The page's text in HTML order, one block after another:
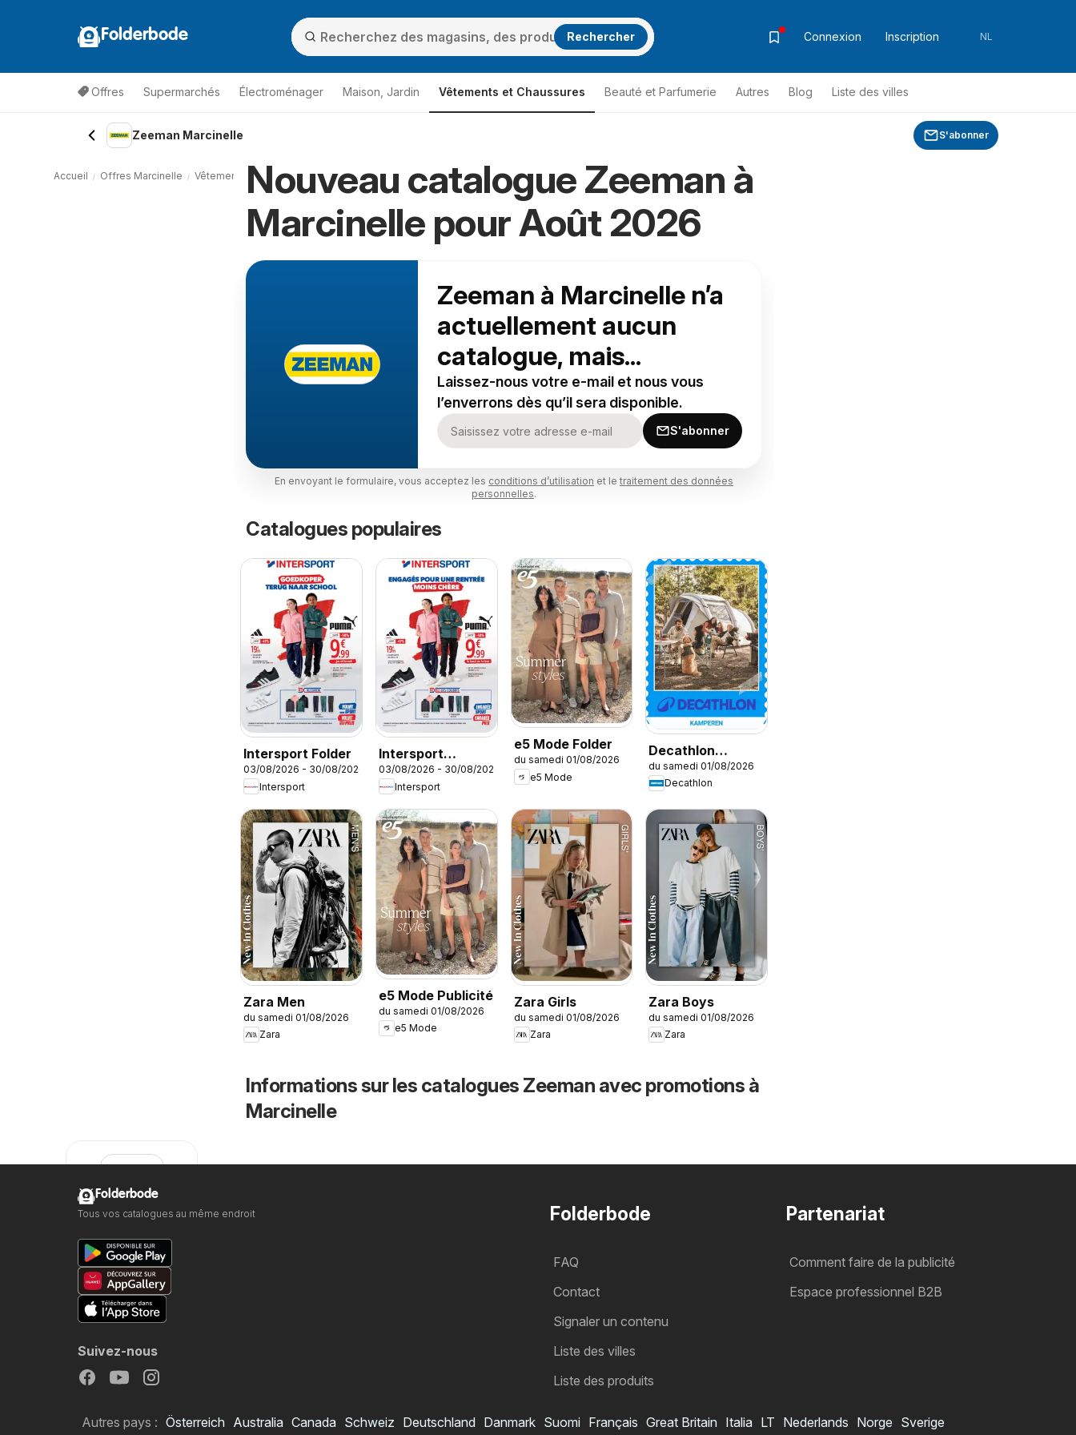
Folderbode Rechercher Connexion Inscription NL
Offres Supermarchés Électroménager Maison, Jardin Vêtements et Chaussures Beauté et Parfumerie Autres Blog Liste des villes
Zeeman Marcinelle S'abonner
Nouveau catalogue Zeeman à
Marcinelle pour Août 2026
Zeeman à Marcinelle n’a
actuellement aucun
catalogue, mais...
Laissez-nous votre e-mail et nous vous
l’enverrons dès qu’il sera disponible.
S'abonner
En envoyant le formulaire, vous acceptez les conditions d’utilisation et le traitement des données
personnelles.
Catalogues populaires
Intersport Folder
03/08/2026 - 30/08/2026
Intersport
Intersport
Publicité
03/08/2026 - 30/08/2026
Intersport
e5 Mode Folder
du samedi 01/08/2026
e5 Mode
Decathlon
Seizoensaanbod /
Offre saisonnière
du samedi 01/08/2026
Decathlon
Zara Men
du samedi 01/08/2026
Zara
e5 Mode Publicité
du samedi 01/08/2026
e5 Mode
Zara Girls
du samedi 01/08/2026
Zara
Zara Boys
du samedi 01/08/2026
Zara
Informations sur les catalogues Zeeman avec promotions à
Marcinelle
Accueil Offres Marcinelle Vêtements et Chaussures Marcinelle Zeeman Marcinelle
Folderbode
FAQ
Contact
Signaler un contenu
Liste des villes
Liste des produits
Partenariat
Comment faire de la publicité
Espace professionnel B2B
Folderbode
Tous vos catalogues au même endroit
Suivez-nous
Autres pays : Österreich Australia Canada Schweiz Deutschland Danmark Suomi Français Great Britain Italia LT Nederlands Norge Sverige